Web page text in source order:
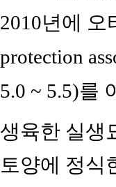
2010년에 오
protection
5.0 ~ 5.5)를
생육한 실생
토양에 정식